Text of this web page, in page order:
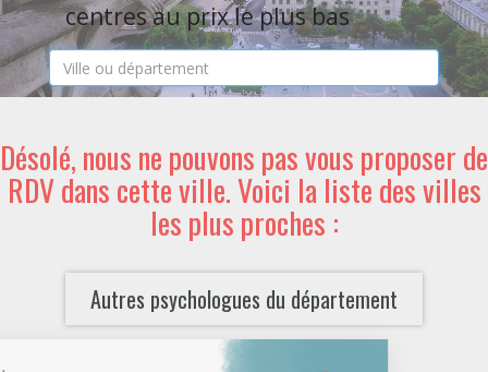
centres au prix le plus bas
Désolé, nous ne pouvons pas vous proposer de
RDV dans cette ville. Voici la liste des villes
les plus proches :
Autres psychologues du département